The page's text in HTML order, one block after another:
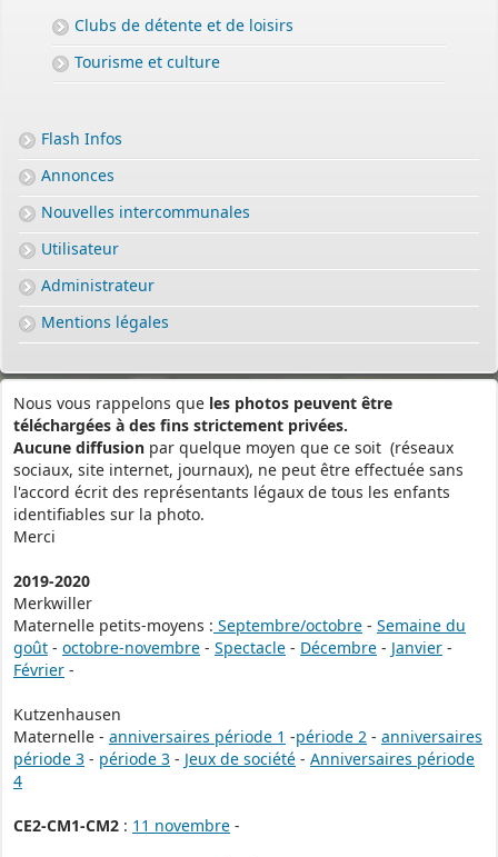
Clubs de détente et de loisirs
Tourisme et culture
Flash Infos
Annonces
Nouvelles intercommunales
Utilisateur
Administrateur
Mentions légales
Nous vous rappelons que les photos peuvent être
téléchargées à des fins strictement privées.
Aucune diffusion par quelque moyen que ce soit (réseaux
sociaux, site internet, journaux), ne peut être effectuée sans
l'accord écrit des représentants légaux de tous les enfants
identifiables sur la photo.
Merci
2019-2020
Merkwiller
Maternelle petits-moyens : Septembre/octobre - Semaine du
goût - octobre-novembre - Spectacle - Décembre - Janvier -
Février -
Kutzenhausen
Maternelle - anniversaires période 1 -période 2 - anniversaires
période 3 - période 3 - Jeux de société - Anniversaires période
4
CE2-CM1-CM2 : 11 novembre -